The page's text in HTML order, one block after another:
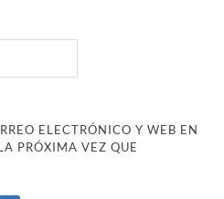
ELECTRÓNICO Y WEB EN
PRÓXIMA VEZ QUE